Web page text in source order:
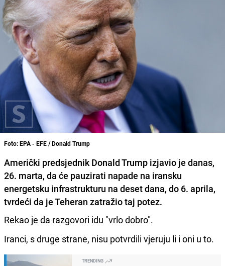
Foto: EPA - EFE / Donald Trump
Američki predsjednik Donald Trump izjavio je danas,
26. marta, da će pauzirati napade na iransku
energetsku infrastrukturu na deset dana, do 6. aprila,
tvrdeći da je Teheran zatražio taj potez.
Rekao je da razgovori idu "vrlo dobro".
Iranci, s druge strane, nisu potvrdili vjeruju li i oni u to.
TRENDING